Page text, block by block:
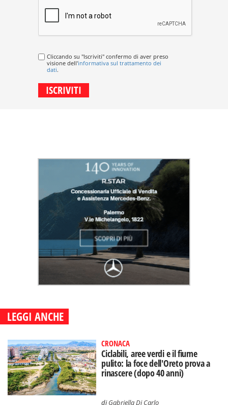
Cliccando su "Iscriviti" confermo di aver preso
visione dell'informativa sul trattamento dei
dati.
LEGGI ANCHE
CRONACA
Ciclabili, aree verdi e il fiume
pulito: la foce dell'Oreto prova a
rinascere (dopo 40 anni)
diGabriella Di Carlo